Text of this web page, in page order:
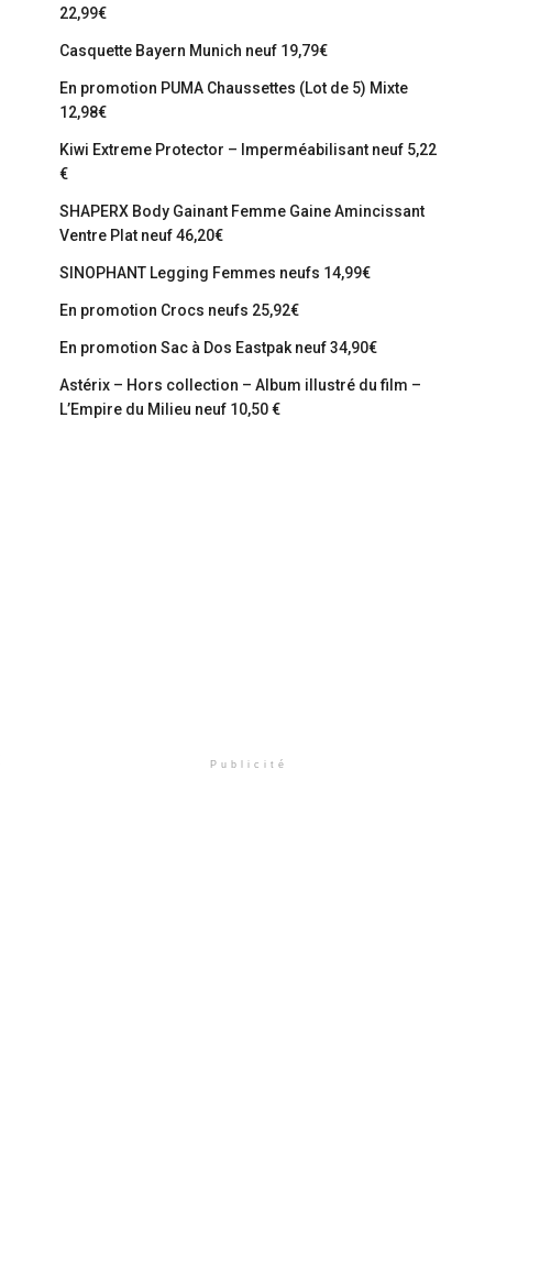
22,99€
Casquette Bayern Munich neuf 19,79€
En promotion PUMA Chaussettes (Lot de 5) Mixte
12,98€
Kiwi Extreme Protector – Imperméabilisant neuf 5,22
€
SHAPERX Body Gainant Femme Gaine Amincissant
Ventre Plat neuf 46,20€
SINOPHANT Legging Femmes neufs 14,99€
En promotion Crocs neufs 25,92€
En promotion Sac à Dos Eastpak neuf 34,90€
Astérix – Hors collection – Album illustré du film –
L’Empire du Milieu neuf 10,50 €
Publicité